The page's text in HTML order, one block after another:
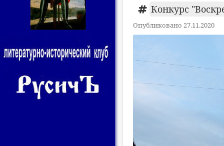
Конкурс
Опубликовано 27.11.2020